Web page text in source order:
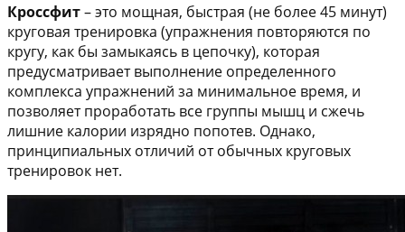
Кроссфит– это мощная, быстрая (не более 45 минут)
круговая тренировка (упражнения повторяются по
кругу, как бы замыкаясь в цепочку), которая
предусматривает выполнение определенного
комплекса упражнений за минимальное время, и
позволяет проработать все группы мышц и сжечь
лишние калории изрядно попотев. Однако,
принципиальных отличий от обычных круговых
тренировок нет.